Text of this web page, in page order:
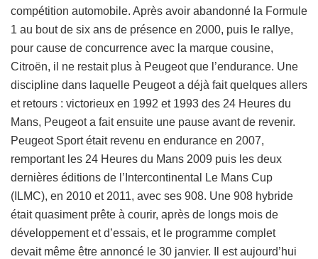
compétition automobile. Après avoir abandonné la Formule
1 au bout de six ans de présence en 2000, puis le rallye,
pour cause de concurrence avec la marque cousine,
Citroën, il ne restait plus à Peugeot que l’endurance. Une
discipline dans laquelle Peugeot a déjà fait quelques allers
et retours : victorieux en 1992 et 1993 des 24 Heures du
Mans, Peugeot a fait ensuite une pause avant de revenir.
Peugeot Sport était revenu en endurance en 2007,
remportant les 24 Heures du Mans 2009 puis les deux
dernières éditions de l’Intercontinental Le Mans Cup
(ILMC), en 2010 et 2011, avec ses 908. Une 908 hybride
était quasiment prête à courir, après de longs mois de
développement et d’essais, et le programme complet
devait même être annoncé le 30 janvier. Il est aujourd’hui